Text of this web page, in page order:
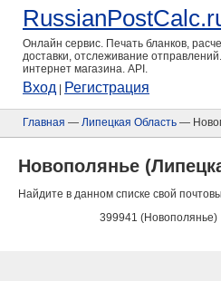
Онлайн сервис. Печать бланков,
доставки, отслеживание
интернет магазина. API.
Вход Регистрация
Главная — Липецкая Область —
Новополянье
Найдите в данном списке свой
399941 (Новополянье)